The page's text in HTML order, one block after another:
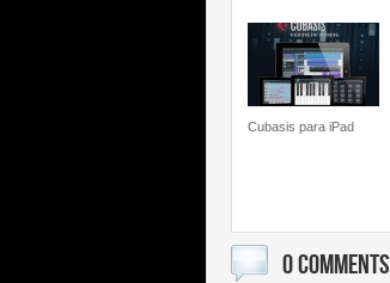
Cubasis para iPad
0 COMMENTS